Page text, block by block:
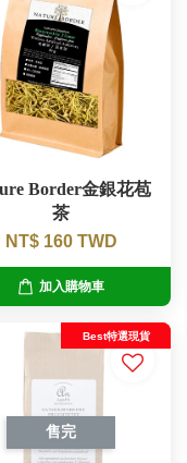
Border金銀花苞
茶
NT$ 160 TWD
加入購物車
售完
Best特選現貨